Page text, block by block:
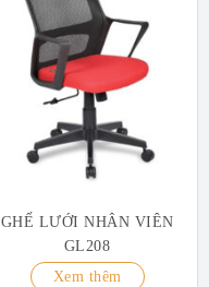
GHẾ LƯỚI NHÂN VIÊN
GL208
Xem thêm